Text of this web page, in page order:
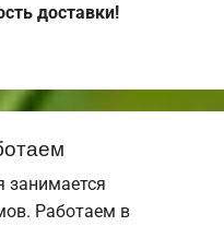
доставки!
занимается
Работаем в